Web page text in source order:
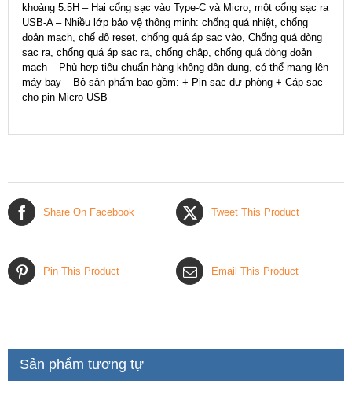
khoảng 5.5H – Hai cổng sạc vào Type-C và Micro, một cổng sạc ra
USB-A – Nhiều lớp bảo vệ thông minh: chống quá nhiệt, chống
đoản mạch, chế độ reset, chống quá áp sạc vào, Chống quá dòng
sạc ra, chống quá áp sạc ra, chống chập, chống quá dòng đoản
mạch – Phù hợp tiêu chuẩn hàng không dân dụng, có thể mang lên
máy bay – Bộ sản phẩm bao gồm: + Pin sạc dự phòng + Cáp sạc
cho pin Micro USB
Share On Facebook Tweet This Product
Pin This Product Email This Product
Sản phẩm tương tự